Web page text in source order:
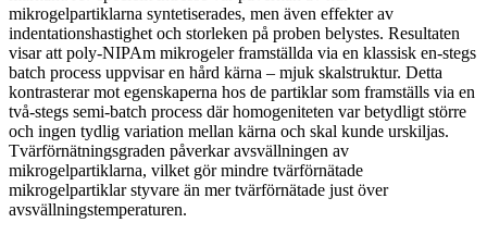
mikrogelpartiklarna syntetiserades, men även effekter av
indentationshastighet och storleken på proben belystes. Resultaten
visar att poly-NIPAm mikrogeler framställda via en klassisk en-stegs
batch process uppvisar en hård kärna – mjuk skalstruktur. Detta
kontrasterar mot egenskaperna hos de partiklar som framställs via en
två-stegs semi-batch process där homogeniteten var betydligt större
och ingen tydlig variation mellan kärna och skal kunde urskiljas.
Tvärförnätningsgraden påverkar avsvällningen av
mikrogelpartiklarna, vilket gör mindre tvärförnätade
mikrogelpartiklar styvare än mer tvärförnätade just över
avsvällningstemperaturen.